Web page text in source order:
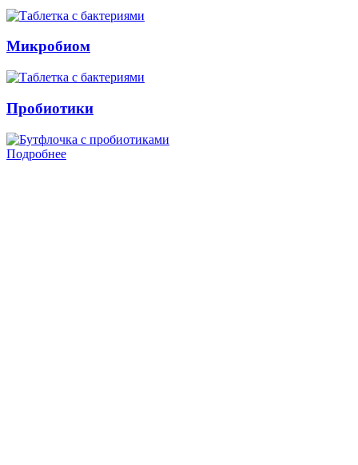
Микробиом
Пробиотики
Подробнее